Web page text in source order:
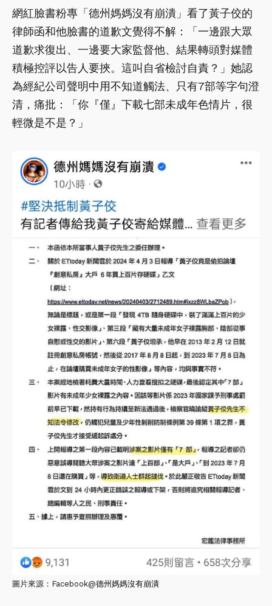
網紅臉書粉專「德州媽媽沒有崩潰」看了黃子佼的
律師函和他臉書的道歉文覺得不解：「一邊跟大眾
道歉求復出、一邊要大家監督他、結果轉頭對媒體
積極控評以告人要挾。這叫自省檢討自責？」她認
為經紀公司聲明中用不知道觸法、只有7部等字句澄
清，痛批：「你『僅』下載七部未成年色情片，很
輕微是不是？」
圖片來源：Facebook@德州媽媽沒有崩潰